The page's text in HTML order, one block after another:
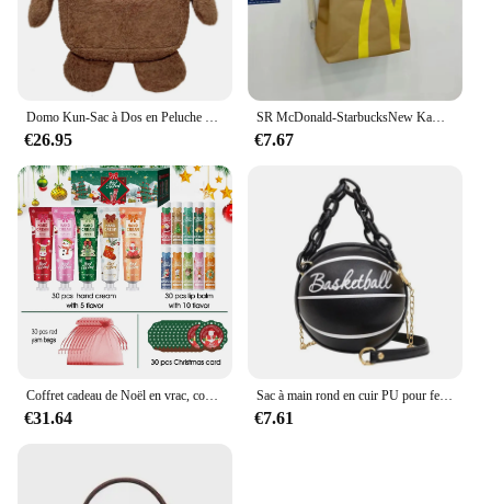
€26.95
SR McDonald-StarbucksNew Kawai btStudent Backpack, Casual Proximity Wstring Backpack, KDavid School, Birthday Gift, Wholesale
€7.67
Coffret cadeau de Noël en vrac, coussins à lèvres, crème pour les mains, cartes de Noël, sacs menstruels, distribution, 120 pièces par boîte
€31.64
Sac à main rond en cuir PU pour femmes, petits sacs de basket-ball, sacs à bandoulière décontractés, porte-monnaie pour filles
€7.61